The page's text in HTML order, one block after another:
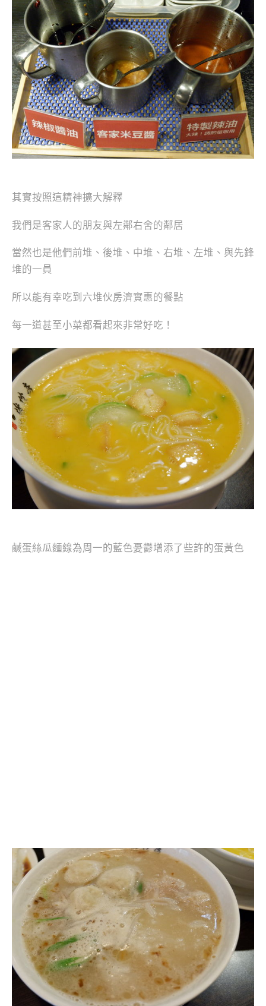
其實按照這精神擴大解釋
我們是客家人的朋友與左鄰右舍的鄰居
當然也是他們前堆、後堆、中堆、右堆、左堆、與先鋒
堆的一員
所以能有幸吃到六堆伙房濟實惠的餐點
每一道甚至小菜都看起來非常好吃！
鹹蛋絲瓜麵線為周一的藍色憂鬱增添了些許的蛋黃色